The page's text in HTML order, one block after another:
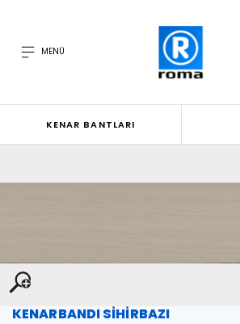
MENÜ
KENAR BANTLARI
KENARBANDI SİHİRBAZI